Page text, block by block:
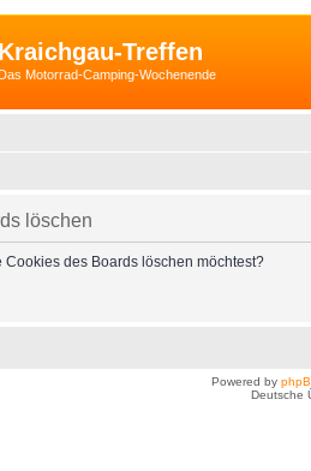
Kraichgau-Treffen
Motorrad-Camping-Wochenende
löschen
Cookies des Boards löschen möchtest?
Powered by
Deutsche